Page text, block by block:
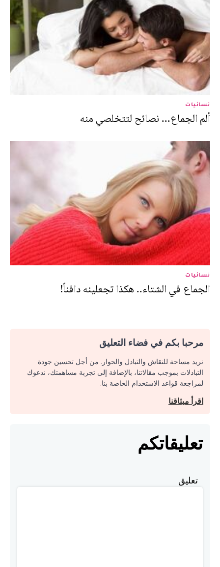
نسائيات
ألم الجماع... نصائح لتتخلصي منه
نسائيات
الجماع في الشتاء.. هكذا تجعلينه دافئاً!
مرحبا بكم في فضاء التعليق
نريد مساحة للنقاش والتبادل والحوار. من أجل تحسين جودة
التبادلات بموجب مقالاتنا، بالإضافة إلى تجربة مساهمتك، ندعوك
لمراجعة قواعد الاستخدام الخاصة بنا.
اقرأ ميثاقنا
تعليقاتكم
تعليق